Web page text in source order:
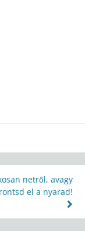
netről, avagy
el a nyarad!